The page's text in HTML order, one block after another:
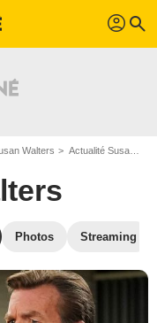
profil search
Walters Actualité Susan Walters
Photos Streaming